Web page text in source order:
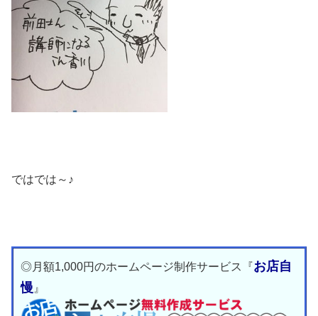
ではでは～♪
◎月額1,000円のホームページ制作サービス『お店自
慢 』